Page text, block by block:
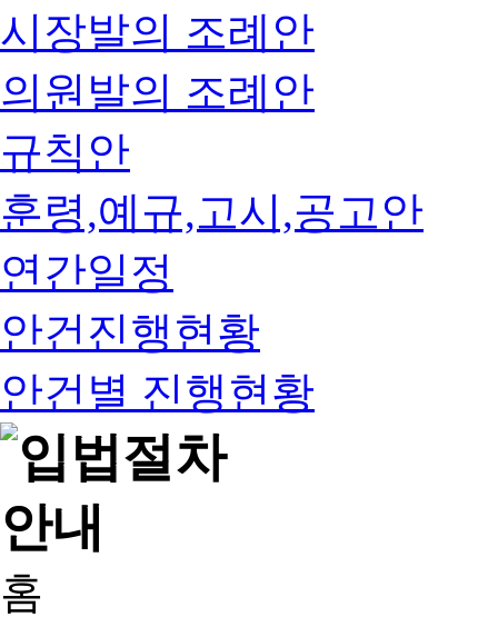
시장발의 조례안
의원발의 조례안
규칙안
훈령,예규,고시,공고안
연간일정
안건진행현황
안건별 진행현황
홈